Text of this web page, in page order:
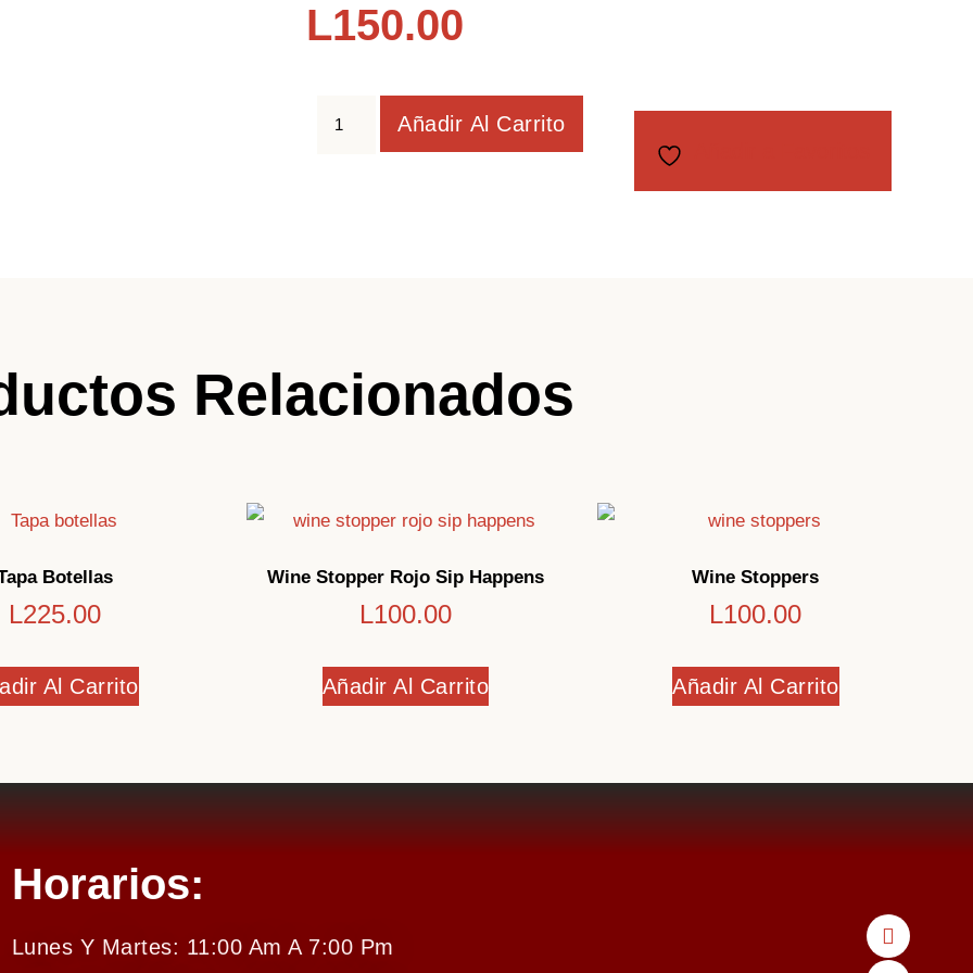
L150.00
Añadir Al Carrito
Relacionados
Botellas
L225.00
Al Carrito
Wine Stopper Rojo Sip Happens
L100.00
Añadir Al Carrito
Wine Stoppers
L100.00
Añadir Al Carrito
Horarios:
Lunes Y Martes: 11:00 Am A 7:00 Pm